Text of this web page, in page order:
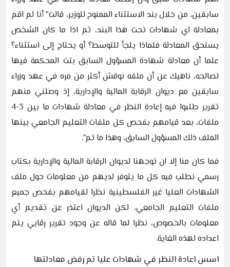
سابقين، من خلال بند الاستثناء الممنوح للوزير، قالت" أنا لم اقم
بمعادلة اي شهادات تحت هذا البند، ثم اذا ما كان الشخص
يستحق المعادلة فلماذا يلجأ للتوسط؟ أو يحتاج إلى استثناء؟
علما أن معادلة شهادة المسؤول السابق بتت المحكمة فيها
لصالحه، ناهيك عن أن ملفه نوقش أكثر من مره في عهد وزراء
سابقين مع ديوان الرقابة المالية والإدارية، إذ وصلني منهم
تقرير طلبوا فيه إعادة النظر في معادلة شهادات ما بين 3-4
ملفات، بعد قيامهم بفحص كل ملفات التعليم الجامعي بينها
الملف ذلك المسؤول السابق، وهذا ما تم".
فما كان منا إلا ان توجهنا لديوان الرقابة المالية والإدارية بكتاب
رسمي نطلب فيه كل ما يتوفر لديهم من معلومات حول ملف
الشهادات العليا غير الفلسطينية نظرا لقيامهم بفحص جميع
ملفات التعليم الجامعي، لكن الديوان اعتذر عن تقديم أي
معلومات بالخصوص، نظرا لما قاله عن وجود تقرير رقابي يتم
اعداده لهذه الغاية.
اسس اعادة النظر في شهادات عليا تم رفض معادلتها